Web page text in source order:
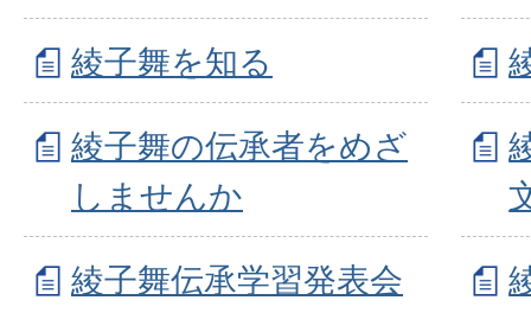
綾子舞を知る
綾子舞の伝承者をめざ
しませんか
綾子舞伝承学習発表会